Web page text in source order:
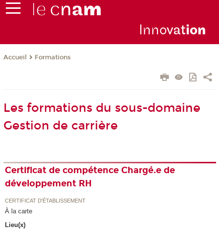
Innovation
Accueil Formations
Les formations du sous-domaine
Gestion de carrière
Certificat de compétence Chargé.e de
développement RH
CERTIFICAT D'ÉTABLISSEMENT
À la carte
Lieu(x)